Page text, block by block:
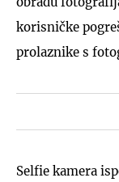
korisničke
prolaznike s
Selfie kamera